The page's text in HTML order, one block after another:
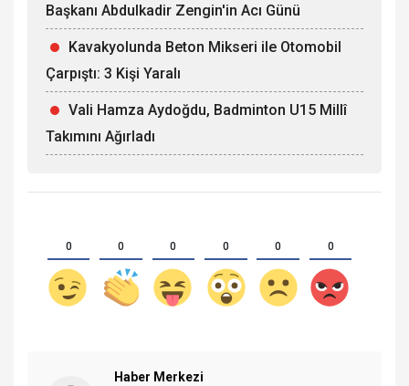
Başkanı Abdulkadir Zengin'in Acı Günü
Kavakyolunda Beton Mikseri ile Otomobil
Çarpıştı: 3 Kişi Yaralı
Vali Hamza Aydoğdu, Badminton U15 Millî
Takımını Ağırladı
0 0 0 0 0 0
Haber Merkezi